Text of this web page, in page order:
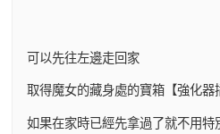
可以先往左邊走回家
取得魔女的藏身處的寶箱【強化器
如果在家時已經先拿過了就不用特